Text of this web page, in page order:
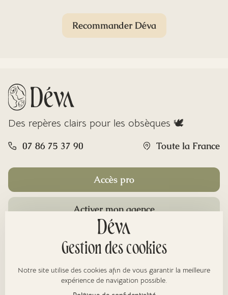
Recommander Déva
Des repères clairs pour les obsèques 🕊️
07 86 75 37 90 Toute la France
Accès pro
Activer mon agence
Gestion des cookies
Notre site utilise des cookies afin de vous garantir la meilleure
expérience de navigation possible.